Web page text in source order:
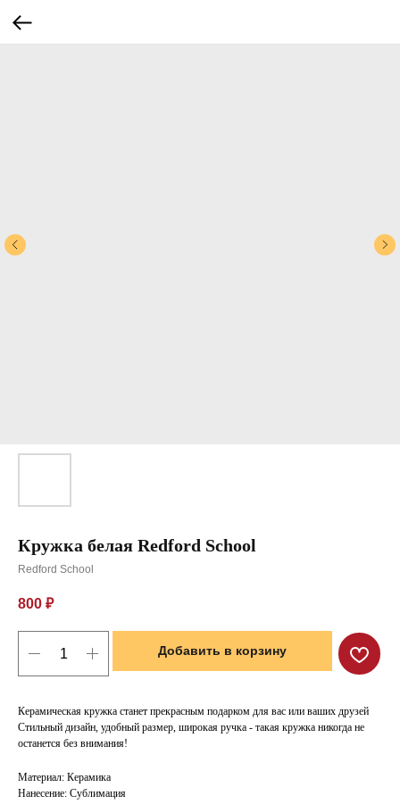
Кружка белая Redford School
Redford School
800 ₽
Добавить в корзину
Керамическая кружка станет прекрасным подарком для вас или ваших друзей
Стильный дизайн, удобный размер, широкая ручка - такая кружка никогда не
останется без внимания!
Материал: Керамика
Нанесение: Сублимация